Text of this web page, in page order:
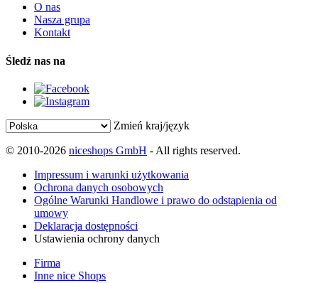
O nas
Nasza grupa
Kontakt
Śledź nas na
Zmień kraj/język
© 2010-2026 niceshops GmbH - All rights reserved.
Impressum i warunki użytkowania
Ochrona danych osobowych
Ogólne Warunki Handlowe i prawo do odstąpienia od
umowy
Deklaracja dostępności
Ustawienia ochrony danych
Firma
Inne nice Shops